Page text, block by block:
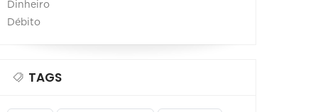
Dinheiro
Débito
TAGS